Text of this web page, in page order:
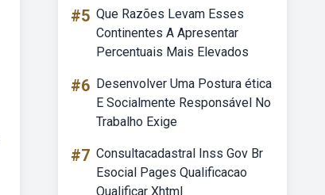
#5 Que Razões Levam Esses
Continentes A Apresentar
Percentuais Mais Elevados
#6 Desenvolver Uma Postura ética
E Socialmente Responsável No
Trabalho Exige
#7 Consultacadastral Inss Gov Br
Esocial Pages Qualificacao
Qualificar Xhtml